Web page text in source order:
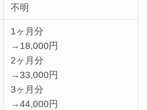
不明
1ヶ月分
→18,000円
2ヶ月分
→33,000円
3ヶ月分
→44,000円